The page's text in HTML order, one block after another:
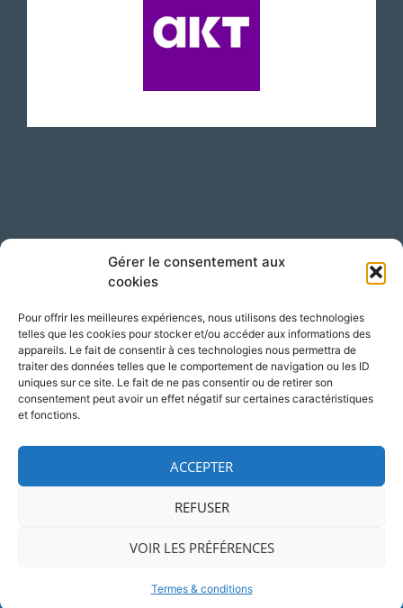
Gérer le consentement aux
cookies
Pour offrir les meilleures expériences, nous utilisons des technologies
telles que les cookies pour stocker et/ou accéder aux informations des
appareils. Le fait de consentir à ces technologies nous permettra de
traiter des données telles que le comportement de navigation ou les ID
uniques sur ce site. Le fait de ne pas consentir ou de retirer son
consentement peut avoir un effet négatif sur certaines caractéristiques
et fonctions.
ACCEPTER
REFUSER
VOIR LES PRÉFÉRENCES
Termes & conditions
Suivez-nous sur LinkedIn !
Adresse
Accès
Silversquare – Courbevoie 13
1348 Louvain-la-Neuve
Belgique
© 2026 NCP WallonieMentions légales